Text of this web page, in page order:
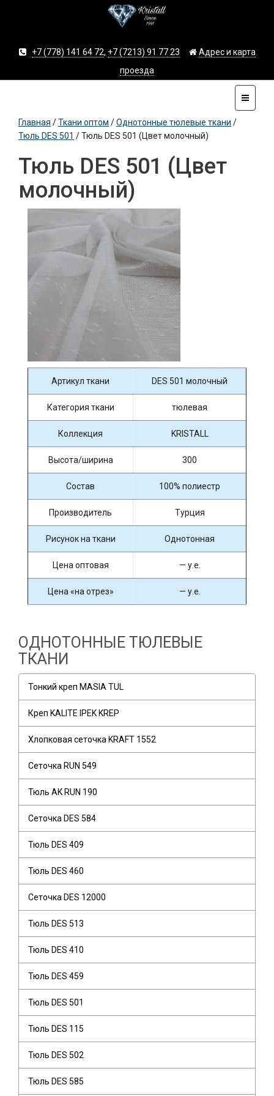
+7 (778) 141 64 72, +7 (7213) 91 77 23
Адрес и карта
проезда
Главная /Ткани оптом /Однотонные тюлевые ткани /
Тюль DES 501 /Тюль DES 501 (Цвет молочный)
Тюль DES 501 (Цвет
молочный)
Артикул ткани DES 501 молочный
Категория ткани тюлевая
Коллекция KRISTALL
Высота/ширина 300
Состав 100% полиестр
Производитель Турция
Рисунок на ткани Однотонная
Цена оптовая — у.е.
Цена «на отрез» — у.е.
ОДНОТОННЫЕ ТЮЛЕВЫЕ
ТКАНИ
Тонкий креп MASIA TUL
Креп KALITE IPEK KREP
Хлопковая сеточка KRAFT 1552
Сеточка RUN 549
Тюль AK RUN 190
Сеточка DES 584
Тюль DES 409
Тюль DES 460
Сеточка DES 12000
Тюль DES 513
Тюль DES 410
Тюль DES 459
Тюль DES 501
Тюль DES 115
Тюль DES 502
Тюль DES 585